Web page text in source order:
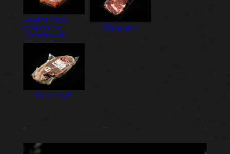
Ravier avec
couvercle
refermable
Skinpack
Sous-vide